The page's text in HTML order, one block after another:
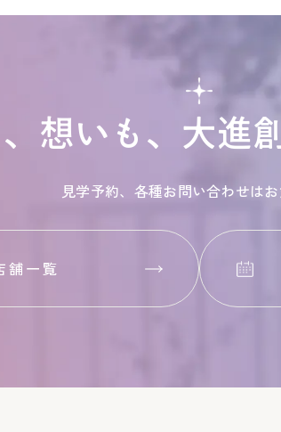
想いも、 大進
見学予約、各種お問い合わせはお
舗一覧